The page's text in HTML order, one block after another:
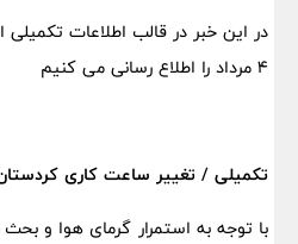
در این خبر در قالب اطلاعات تکمیلی
۴ مرداد را اطلاع رسانی می کنیم
تکمیلی / تغییر ساعت کاری
با توجه به استمرار گرمای هوا و بحث